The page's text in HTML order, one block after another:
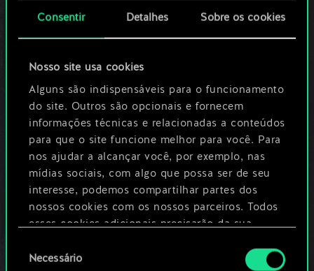
Consentir Detalhes Sobre os cookies
Nosso site usa cookies
Alguns são indispensáveis para o funcionamento
do site. Outros são opcionais e fornecem
informações técnicas e relacionadas a conteúdos
para que o site funcione melhor para você. Para
nos ajudar a alcançar você, por exemplo, nas
mídias sociais, com algo que possa ser de seu
interesse, podemos compartilhar partes dos
nossos cookies com os nossos parceiros. Todos
esses cookies adicionais precisarão da sua
deNecessário
8. É possível alterar uma carta em mais de
uma chave?
Não. Para garantir que nada seja amortecido
ou intensificado demais, só é possível alterar
cada carta em apenas uma chave — a que
recebeu mais votos. Em caso de empate, a
prioridade dos votos (número de votos de
maior valor) servirá como critério de
desempate. No entanto, se a carta obtiver
igual número de votos em cada valor, por